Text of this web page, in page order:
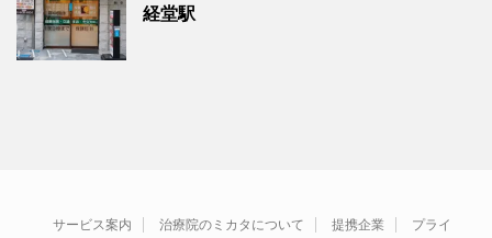
経堂駅
サービス案内 治療院のミカタについて 提携企業 プライ